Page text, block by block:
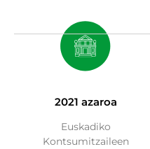
2021 azaroa
Euskadiko
Kontsumitzaileen